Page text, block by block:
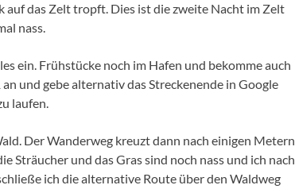
auf das Zelt tropft. Dies ist die zweite Nacht im Zelt
nass.
ein. Frühstücke noch im Hafen und bekomme auch
und gebe alternativ das Streckenende in Google
laufen.
Der Wanderweg kreuzt dann nach einigen Metern
Sträucher und das Gras sind noch nass und ich nach
ich die alternative Route über den Waldweg